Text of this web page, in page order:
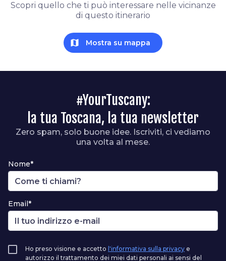
Scopri quello che ti può interessare nelle vicinanze
di questo itinerario
map Mostra su mappa
#YourTuscany:
la tua Toscana, la tua newsletter
Zero spam, solo buone idee. Iscriviti, ci vediamo
una volta al mese.
Nome*
Email*
Ho preso visione e accetto l'informativa sulla privacy e
autorizzo il trattamento dei miei dati personali ai sensi del